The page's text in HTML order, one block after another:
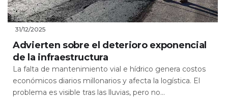
31/12/2025
Advierten sobre el deterioro exponencial
de la infraestructura
La falta de mantenimiento vial e hídrico genera costos
económicos diarios millonarios y afecta la logística. El
problema es visible tras las lluvias, pero no...